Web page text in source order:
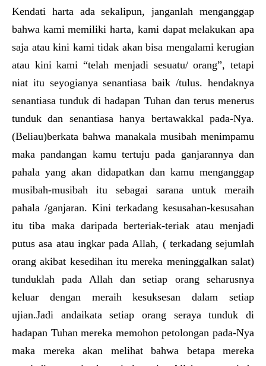
Kendati harta ada sekalipun, janganlah menganggap
bahwa kami memiliki harta, kami dapat melakukan apa
saja atau kini kami tidak akan bisa mengalami kerugian
atau kini kami “telah menjadi sesuatu/ orang”, tetapi
niat itu seyogianya senantiasa baik /tulus. hendaknya
senantiasa tunduk di hadapan Tuhan dan terus menerus
tunduk dan senantiasa hanya bertawakkal pada-Nya.
(Beliau)berkata bahwa manakala musibah menimpamu
maka pandangan kamu tertuju pada ganjarannya dan
pahala yang akan didapatkan dan kamu menganggap
musibah-musibah itu sebagai sarana untuk meraih
pahala /ganjaran. Kini terkadang kesusahan-kesusahan
itu tiba maka daripada berteriak-teriak atau menjadi
putus asa atau ingkar pada Allah, ( terkadang sejumlah
orang akibat kesedihan itu mereka meninggalkan salat)
tunduklah pada Allah dan setiap orang seharusnya
keluar dengan meraih kesuksesan dalam setiap
ujian.Jadi andaikata setiap orang seraya tunduk di
hadapan Tuhan mereka memohon petolongan pada-Nya
maka mereka akan melihat bahwa betapa mereka